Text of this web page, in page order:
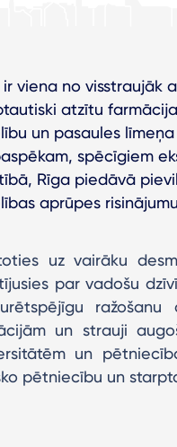
ir viena no visstraujāk
atzītu
un pasaules
spēcīgiem
Rīga piedāvā
aprūpes
uz vairāku
par vadošu
un strauji
un
pētniecību un